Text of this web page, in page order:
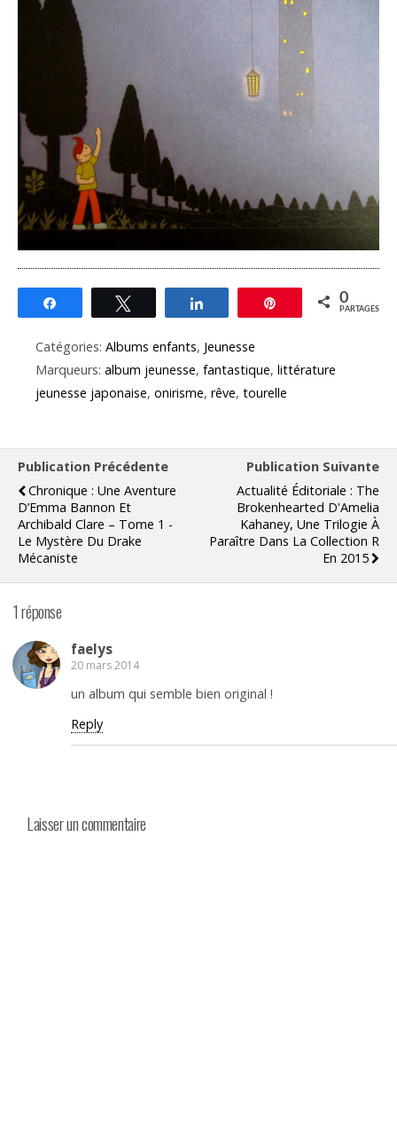
Épingle 0
PARTAGES
Catégories: Albums enfants, Jeunesse
Marqueurs: album jeunesse, fantastique, littérature
jeunesse japonaise, onirisme, rêve, tourelle
Publication Précédente
Chronique : Une Aventure
D’Emma Bannon Et
Archibald Clare – Tome 1 -
Le Mystère Du Drake
Mécaniste
Publication Suivante
Actualité Éditoriale : The
Brokenhearted D'Amelia
Kahaney, Une Trilogie À
Paraître Dans La Collection R
En 2015
1 réponse
faelys
20 mars 2014
un album qui semble bien original !
Reply
Laisser un commentaire